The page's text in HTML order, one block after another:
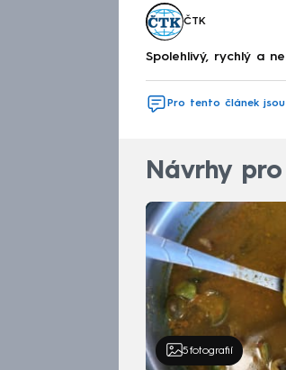
ČTK
Spolehlivý, rychlý a
Pro tento článek
Návrhy
5 fotografií